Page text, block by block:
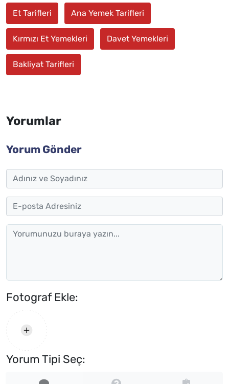
Et Tarifleri Ana Yemek Tarifleri
Kırmızı Et Yemekleri Davet Yemekleri
Bakliyat Tarifleri
Yorumlar
Yorum Gönder
Fotograf Ekle:
Yorum Tipi Seç: